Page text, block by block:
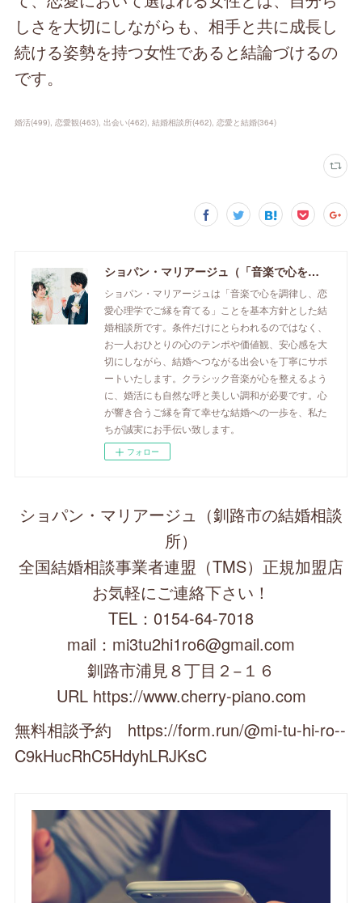
しさを大切にしながらも、相手と共に成長し
続ける姿勢を持つ女性であると結論づけるの
です。
婚活(499) 恋愛観(463) 出会い(462) 結婚相談所(462) 恋愛と結婚(364)
ショパン・マリアージュ（「音楽で心を調律し恋愛心理学でご縁を育てる」釧路市の結婚相談所）/ 全国結婚相談事業者連盟正規加盟店 / cherry-piano.com
ショパン・マリアージュは「音楽で心を調律し、恋
愛心理学でご縁を育てる」ことを基本方針とした結
婚相談所です。条件だけにとらわれるのではなく、
お一人おひとりの心のテンポや価値観、安心感を大
切にしながら、結婚へつながる出会いを丁寧にサポ
ートいたします。クラシック音楽が心を整えるよう
に、婚活にも自然な呼と美しい調和が必要です。心
が響き合うご縁を育て幸せな結婚への一歩を、私た
ちが誠実にお手伝い致します。
フォロー
ショパン・マリアージュ（釧路市の結婚相談
所）
全国結婚相談事業者連盟（TMS）正規加盟店
お気軽にご連絡下さい！
TEL：0154-64-7018
mail：mi3tu2hi1ro6@gmail.com
釧路市浦見８丁目２−１６
URL https://www.cherry-piano.com
無料相談予約 https://form.run/@mi-tu-hi-ro--
C9kHucRhC5HdyhLRJKsC